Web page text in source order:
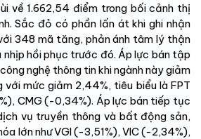
về 1.662,54 điểm trong bối cảnh thị
Sắc đỏ có phần lấn át khi ghi nhận
348 mã tăng, phản ánh tâm lý thận
hồi phục trước đó. Áp lực bán tập
nghệ thông tin khi ngành này giảm
mức giảm 2,44%, tiêu biểu là FPT
CMG (-0,34%). Áp lực bán tiếp tục
vụ truyền thông và bất động sản,
lớn như VGI (-3,51%), VIC (-2,34%),